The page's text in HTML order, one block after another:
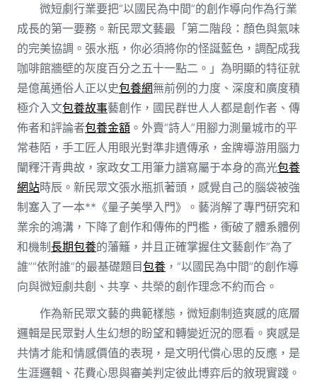
微短劇行業要把“以國民為中間”的創作導向作為行業
成長的第一要務。新民眾文藝最「第二階段：顏色與氣味
的完美協調。張水瓶，你必須將你的怪誕藍色，調配成我
咖啡館牆壁的灰度百分之五十一點二。」為明顯的特征就
是億萬通俗人正以史包養網無前例的力度、深度和廣度積
極介入文包養故事藝創作，國民群世人人都是創作者、傳
佈者和評論者包養金額。外賣“詩人”用腳力測量城市的平
常巷陌，手工匠人用眼光對準非遺傳承，金牌導游用腦力
闡釋汗青典故，家政女工用筆力譜寫屬于本身的高光包養
網站時辰。新民眾文張水瓶抓著頭，感覺自己的腦袋被強
制塞入了一本**《量子美學入門》。藝消解了專門研究和
業余的鴻溝，下降了創作和傳佈的門檻，衝破了體系體例
和機制長期包養的藩籬，并且正確掌握住文藝創作“為了
誰”“依附誰”的最基礎題目包養，“以國民為中間”的創作導
向與微短劇共創、共享、共榮的創作理念不約而合。
作為新民眾文藝的典範樣態，微短劇制造爽感的底層
邏輯是民眾對人生幻想的盼望和轉變近況的愿看。爽感是
共情才能和情感價值的表現，是文明代償心思的反應，是
生涯邏輯、花費心思與審美判定彼此博弈后的敘現實踐。